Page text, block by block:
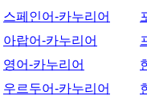
스페인어-카누리어
아랍어-카누리어
영어-카누리어
우르두어-카누리어